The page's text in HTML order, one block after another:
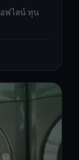
ฟไลน์ ทุน